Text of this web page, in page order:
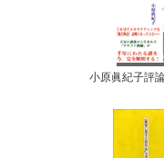
小原眞紀子評